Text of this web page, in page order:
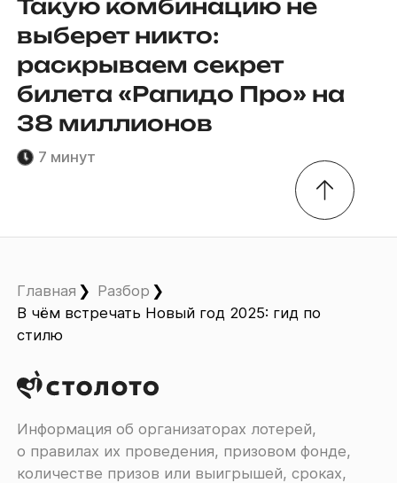
Такую комбинацию не
выберет никто:
раскрываем секрет
билета «Рапидо Про» на
38 миллионов
7 минут
Главная
Разбор
В чём встречать Новый год 2025: гид по
стилю
Информация об организаторах лотерей,
о правилах их проведения, призовом фонде,
количестве призов или выигрышей, сроках,